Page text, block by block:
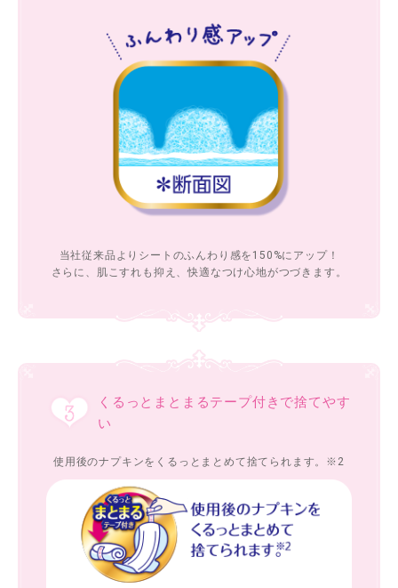
当社従来品よりシートのふんわり感を150%にアップ！
さらに、肌こすれも抑え、快適なつけ心地がつづきます。
くるっとまとまるテープ付きで捨てやす
い
使用後のナプキンをくるっとまとめて捨てられます。※2